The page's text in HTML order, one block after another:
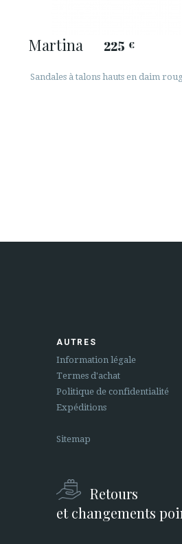
Martina 225 €
Sandales à talons hauts en daim
AUTRES
Information légale
Termes d'achat
Politique de confidentialité
Expéditions
Sitemap
Retours
et changements